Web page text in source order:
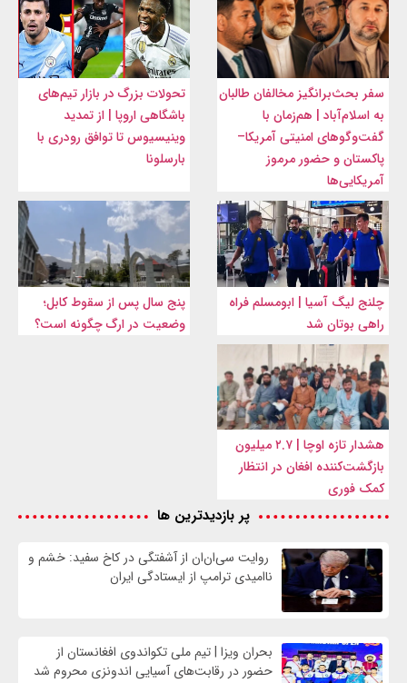
سفر بحث‌برانگیز مخالفان طالبان
به اسلام‌آباد | هم‌زمان با
گفت‌وگوهای امنیتی آمریکا–
پاکستان و حضور مرموز
آمریکایی‌ها
تحولات بزرگ در بازار تیم‌های
باشگاهی اروپا | از تمدید
وینیسیوس تا توافق رودری با
بارسلونا
چلنج لیگ آسیا | ابومسلم فراه
راهی بوتان شد
پنج سال پس از سقوط کابل؛
وضعیت در ارگ چگونه است؟
هشدار تازه اوچا | ۲.۷ میلیون
بازگشت‌کننده افغان در انتظار
کمک فوری
پر بازدیدترین ها
روایت سی‌ان‌ان از آشفتگی در کاخ سفید: خشم و
ناامیدی ترامپ از ایستادگی ایران
بحران ویزا | تیم ملی تکواندوی افغانستان از
حضور در رقابت‌های آسیایی اندونزی محروم شد